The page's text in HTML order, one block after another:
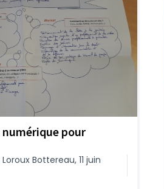
pour
Bottereau, 11 juin